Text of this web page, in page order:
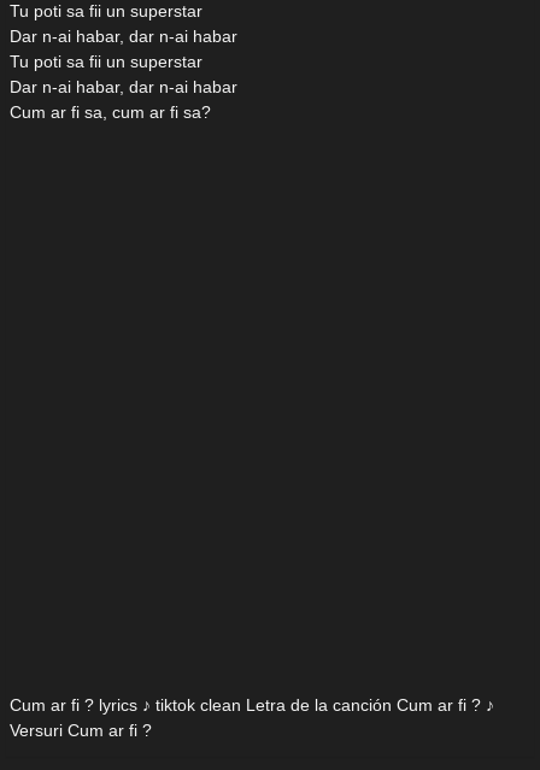
Tu poti sa fii un superstar
Dar n-ai habar, dar n-ai habar
Tu poti sa fii un superstar
Dar n-ai habar, dar n-ai habar
Cum ar fi sa, cum ar fi sa?
Cum ar fi ? lyrics ♪ tiktok clean Letra de la canción Cum ar fi ? ♪
Versuri Cum ar fi ?